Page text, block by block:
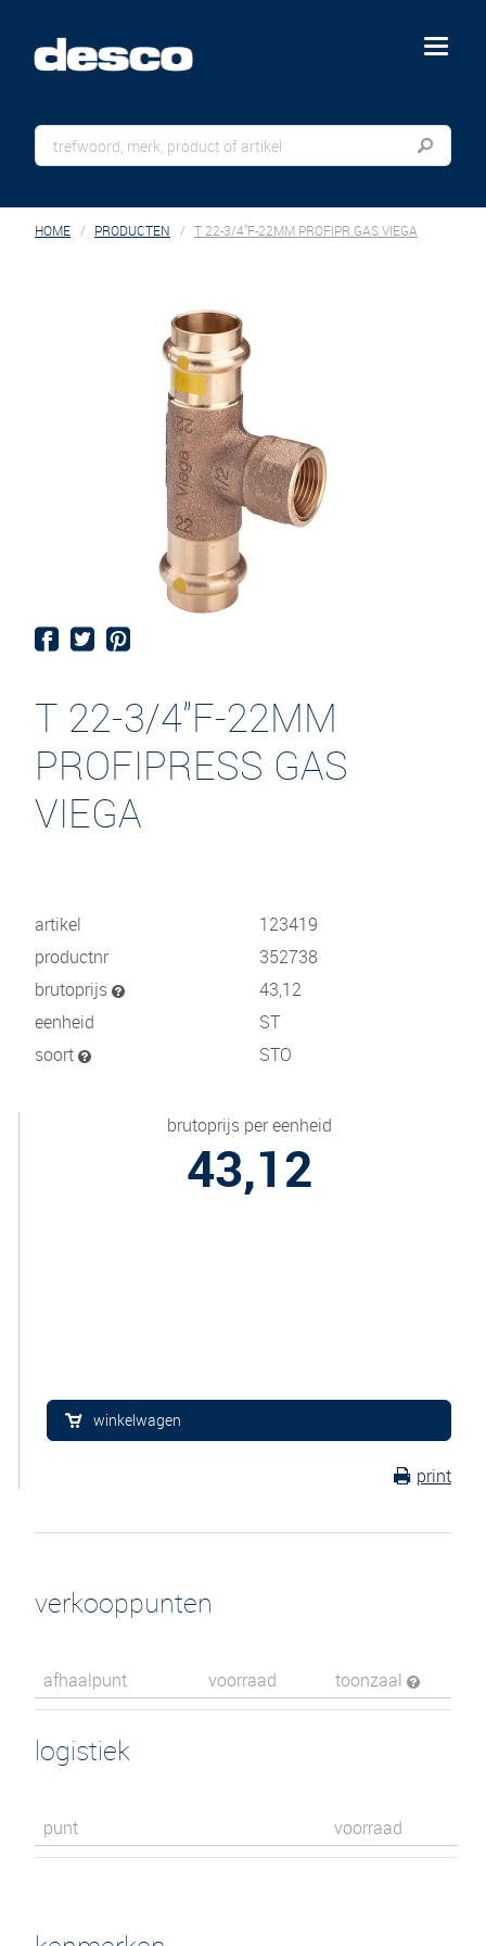
menu
HOME PRODUCTEN T 22-3/4"F-22MM PROFIPR.GAS VIEGA
T 22-3/4"F-22MM
PROFIPRESS GAS
VIEGA
artikel
123419
productnr
352738
brutoprijs
43,12
eenheid
ST
soort
STO
brutoprijs per eenheid
43,12
winkelwagen
print
verkooppunten
afhaalpunt voorraad toonzaal
logistiek
punt voorraad